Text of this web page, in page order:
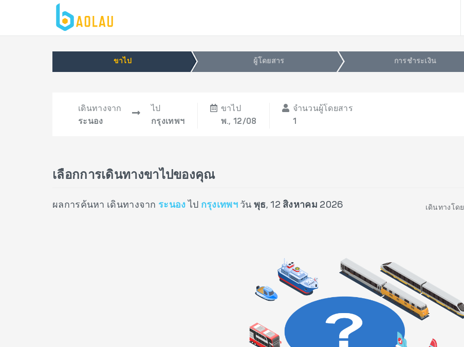
ขาไป ผู้โดยสาร การชำระเงิน
เดินทางจาก
ระนอง
ไป
กรุงเทพฯ
ขาไป
พ., 12/08
จำนวนผู้โดยสาร
1
เลือกการเดินทางขาไปของคุณ
ผลการค้นหา เดินทางจาก ระนอง ไป กรุงเทพฯวันพุธ, 12 สิงหาคม 2026 เดินทางโดย